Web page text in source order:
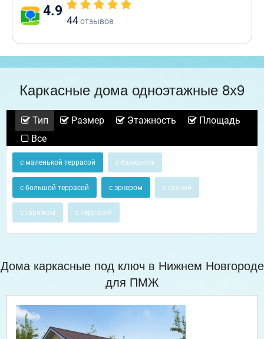
4.9
44отзывов
Каркасные дома одноэтажные 8х9
Тип Размер Этажность
Площадь
Все
с маленькой террасой с балконом
с большой террасой с эркером с сауной
с гаражом с террасой
Дома каркасные под ключ в Нижнем Новгороде
для ПМЖ